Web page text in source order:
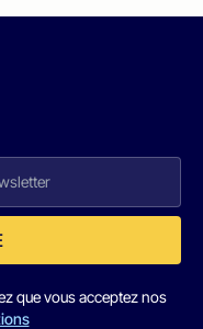
que vous acceptez nos